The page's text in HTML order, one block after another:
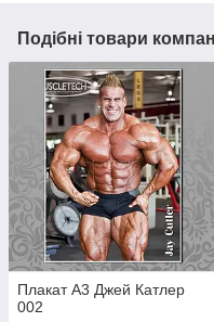
Подібні товари
Плакат А3 Джей Катлер
002